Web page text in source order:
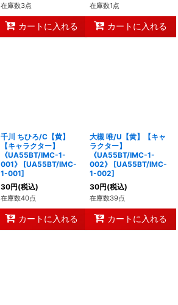
在庫数3点
カートに入れる
在庫数1点
カートに入れる
千川 ちひろ/C【黄】
【キャラクター】
《UA55BT/IMC-1-
001》
[UA55BT/IMC-
1-001]
30円(税込)
在庫数40点
カートに入れる
大槻 唯/U【黄】【キャ
ラクター】
《UA55BT/IMC-1-
002》
[UA55BT/IMC-
1-002]
30円(税込)
在庫数39点
カートに入れる